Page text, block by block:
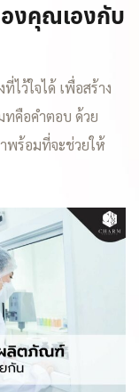
งคุณเองกับ
ไว้ใจได้ เพื่อสร้าง
ทคือคำตอบ ด้วย
พร้อมที่จะช่วยให้